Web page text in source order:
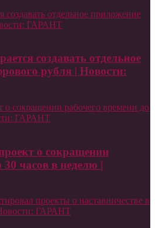
создавать отдельное приложение
ГАРАНТ
создавать отдельное
рубля | Новости:
о сокращении рабочего времени до
ГАРАНТ
о сокращении
30 часов в неделю |
проекты о наставничестве в
ГАРАНТ